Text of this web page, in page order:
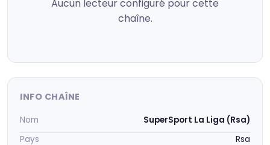
Aucun lecteur configuré pour cette
chaîne.
INFO CHAÎNE
Nom
SuperSport La Liga (Rsa)
Pays
Rsa